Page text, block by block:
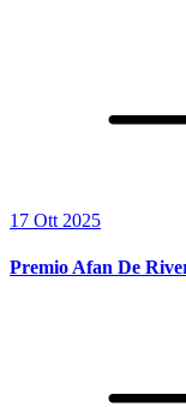
17 Ott 2025
Premio Afan De